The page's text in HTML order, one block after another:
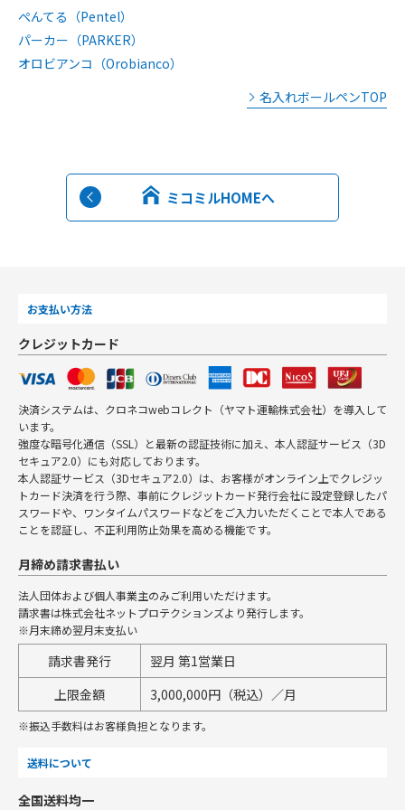
ぺんてる（Pentel）
パーカー（PARKER）
オロビアンコ（Orobianco）
名入れボールペンTOP
ミコミルHOMEへ
お支払い方法
クレジットカード
決済システムは、クロネコwebコレクト（ヤマト運輸株式会社）を導入して
います。
強度な暗号化通信（SSL）と最新の認証技術に加え、本人認証サービス（3D
セキュア2.0）にも対応しております。
本人認証サービス（3Dセキュア2.0）は、お客様がオンライン上でクレジッ
トカード決済を行う際、事前にクレジットカード発行会社に設定登録したパ
スワードや、ワンタイムパスワードなどをご入力いただくことで本人である
ことを認証し、不正利用防止効果を高める機能です。
月締め請求書払い
法人団体および個人事業主のみご利用いただけます。
請求書は株式会社ネットプロテクションズより発行します。
※月末締め翌月末支払い
請求書発行
翌月 第1営業日
上限金額
3,000,000円（税込）／月
※振込手数料はお客様負担となります。
送料について
全国送料均一